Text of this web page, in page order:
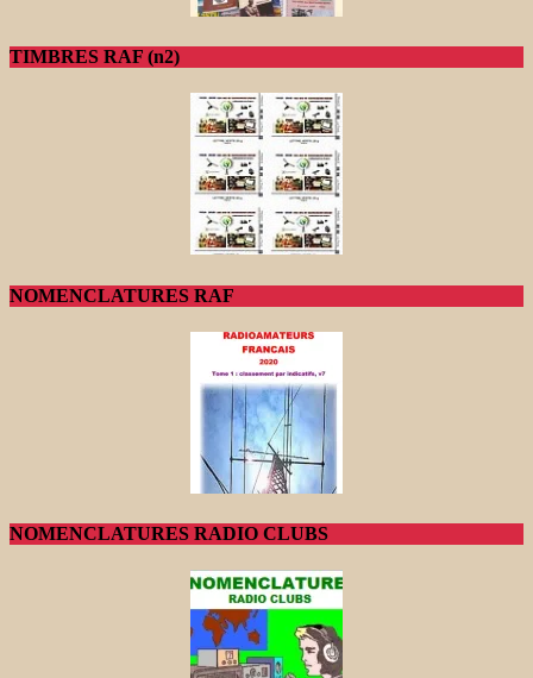
TIMBRES RAF (n2)
NOMENCLATURES RAF
NOMENCLATURES RADIO CLUBS